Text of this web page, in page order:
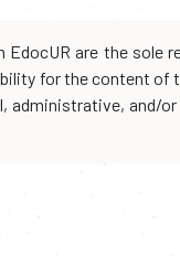
are the
for the content